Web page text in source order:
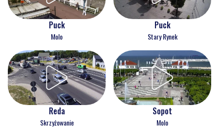
Puck
Molo
Puck
Stary Rynek
Reda
Skrzyżowanie
Sopot
Molo